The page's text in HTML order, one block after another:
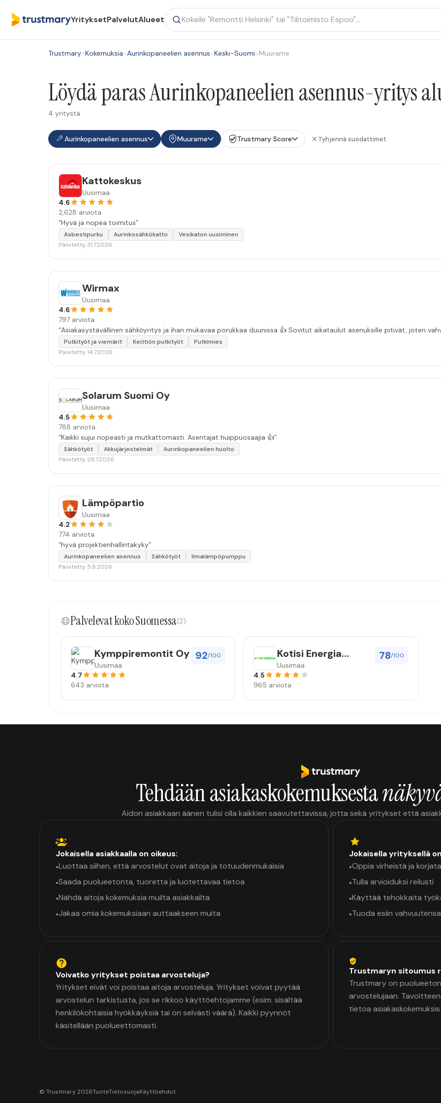
YrityksetPalvelutAlueet
Trustmary>Kokemuksia>Aurinkopaneelien asennus>Keski-Suomi>Muurame
Löydä paras Aurinkopaneelien asennus-yritys
4 yritystä
Aurinkopaneelien asennus Muurame Trustmary Score Tyhjennä suodattimet
Kattokeskus
Uusimaa
4.6
2,628 arviota
“Hyvä ja nopea toimitus”
Asbestipurku Aurinkosähkökatto
Vesikaton uusiminen
Päivitetty 31.7.2026
Wirmax
Uusimaa
4.6
797 arviota
“Asiakasystävällinen sähköyritys ja ihan mukavaa porukkaa duunissa 👍 Sovitut
Putkityöt ja viemärit Keittiön putkityöt
Putkimies
Päivitetty 14.7.2026
Solarum Suomi Oy
Uusimaa
4.5
788 arviota
“Kaikki sujui nopeasti ja mutkattomasti. Asentajat huippuosaajia 👍”
Sähkötyöt Akkujärjestelmät
Aurinkopaneelien huolto
Päivitetty 29.7.2026
Lämpöpartio
Uusimaa
4.2
774 arviota
“hyvä projektienhallintakyky”
Aurinkopaneelien asennus Sähkötyöt
Ilmalämpöpumppu
Päivitetty 5.8.2026
Palvelevat koko Suomessa(2)
92/100
Kymppiremontit Oy
Uusimaa
4.7
643 arviota
78/100
Kotisi Energia
Nordic Oy
Uusimaa
4.5
965 arviota
Tehdään asiakaskokemuksesta
Aidon asiakkaan äänen tulisi olla kaikkien saavutettavissa, jotta sekä yritykset että
Jokaisella asiakkaalla on oikeus:
•Luottaa siihen, että arvostelut ovat aitoja ja totuudenmukaisia
•Saada puolueetonta, tuoretta ja luotettavaa tietoa
•Nähdä aitoja kokemuksia muilta asiakkailta
•Jakaa omia kokemuksiaan auttaakseen muita
Jokaisella yrityksellä
•Oppia virheistä ja
•Tulla arvioiduksi reilusti
•Käyttää tehokkaita
•Tuoda esiin vahvuutensa
Voivatko yritykset poistaa arvosteluja?
Yritykset eivät voi poistaa aitoja arvosteluja. Yritykset voivat pyytää
arvostelun tarkistusta, jos se rikkoo käyttöehtojamme (esim. sisältää
henkilökohtaisia hyökkäyksiä tai on selvästi väärä). Kaikki pyynnöt
käsitellään puolueettomasti.
Trustmaryn sitoumus
Trustmary on
arvostelujaan.
tietoa
© Trustmary 2026TuoteTietosuojaKäyttöehdot